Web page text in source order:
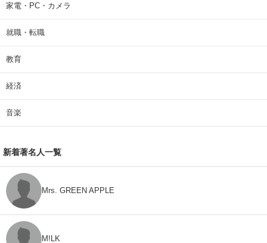
家電・PC・カメラ
就職・転職
教育
経済
音楽
新着著名人一覧
Mrs. GREEN APPLE
M!LK